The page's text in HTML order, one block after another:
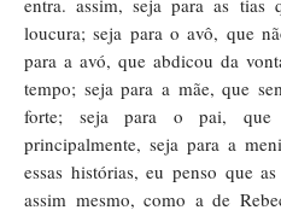
loucura; seja para o avô, que
para a avó, que abdicou da
tempo; seja para a mãe, que
forte; seja para o pai, que
principalmente, seja para a
essas histórias, eu penso que
assim mesmo, como a de